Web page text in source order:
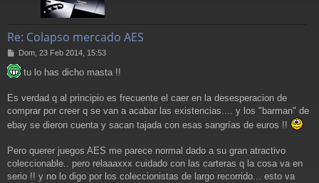
Re: Colapso mercado AES
M
e
n
a
e
Dom, 23 Feb 2014, 15:53
tu lo has dicho masta !!
Es verdad q al principio es frecuente el caer en la desesperacion de
comprar por creer q se van a acabar las existencias.... y los "barman" de
ebay se dieron cuenta y sacan tajada con esas sangrías de euros !!
Pero querer juegos AES me parece normal dado a su gran atractivo
coleccionable.. pero relaaaxxx cuidado con las carteras q la cosa va en
serio !! y no lo digo por los coleccionistas de largo recorrido... esto va